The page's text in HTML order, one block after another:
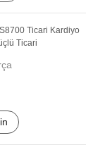
Ticari Kardiyo
Ticari